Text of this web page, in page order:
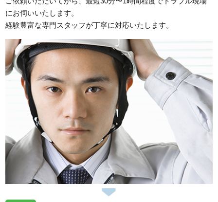
にお伺いいたします。
経験豊富な専門スタッフが丁寧に対応いたします。